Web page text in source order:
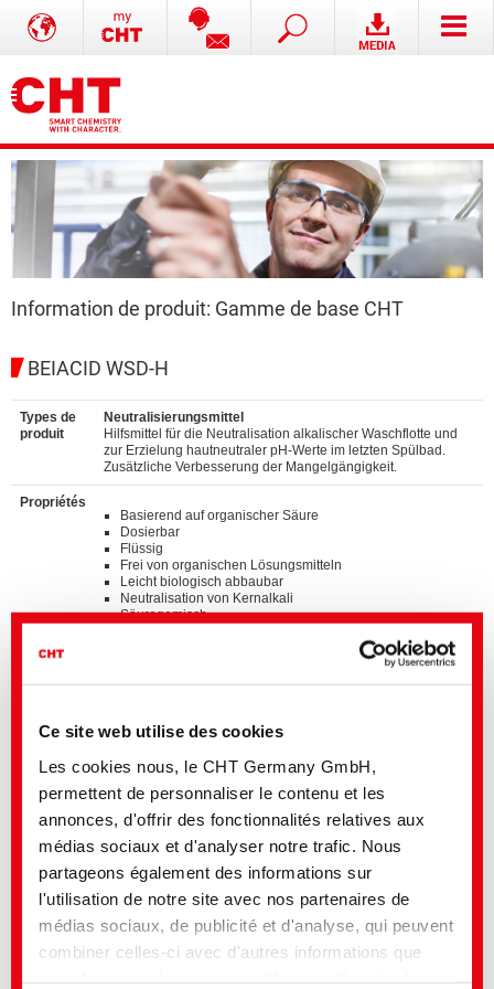
Ce site web utilise des cookies
Les cookies nous, le CHT Germany GmbH,
permettent de personnaliser le contenu et les
annonces, d'offrir des fonctionnalités relatives aux
médias sociaux et d'analyser notre trafic. Nous
partageons également des informations sur
l'utilisation de notre site avec nos partenaires de
médias sociaux, de publicité et d'analyse, qui peuvent
combiner celles-ci avec d'autres informations que
Information de produit: Gamme de base CHT
BEIACID WSD-H
Types de
produit
Neutralisierungsmittel
Hilfsmittel für die Neutralisation alkalischer Waschflotte und
zur Erzielung hautneutraler pH-Werte im letzten Spülbad.
Zusätzliche Verbesserung der Mangelgängigkeit.
Propriétés
Basierend auf organischer Säure
Dosierbar
Flüssig
Frei von organischen Lösungsmitteln
Leicht biologisch abbaubar
Neutralisation von Kernalkali
Säuregemisch
Détails et téléchargements des listes
Veuillez contacter le secteur indiqué ou adressez-vous directement à
Nous sommes à votre entière disposition pour:
• Échantillons
• Conseils d’expert pour vos applications
votre situation géographique